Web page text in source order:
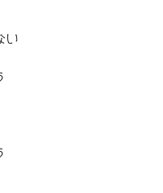
い